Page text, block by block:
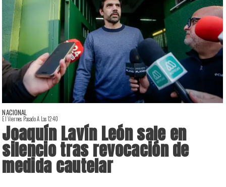
NACIONAL
El Viernes Pasado A Las 12:40
Joaquín Lavín León sale en
silencio tras revocación de
medida cautelar